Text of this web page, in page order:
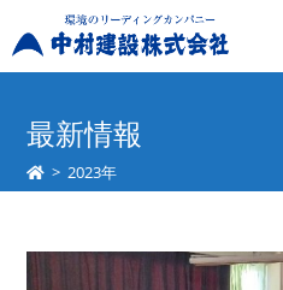
最新情報
> 2023年